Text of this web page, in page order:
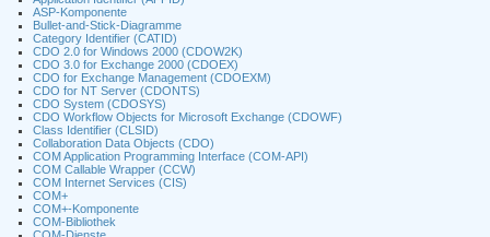
ASP-Komponente
Bullet-and-Stick-Diagramme
Category Identifier (CATID)
CDO 2.0 for Windows 2000 (CDOW2K)
CDO 3.0 for Exchange 2000 (CDOEX)
CDO for Exchange Management (CDOEXM)
CDO for NT Server (CDONTS)
CDO System (CDOSYS)
CDO Workflow Objects for Microsoft Exchange (CDOWF)
Class Identifier (CLSID)
Collaboration Data Objects (CDO)
COM Application Programming Interface (COM-API)
COM Callable Wrapper (CCW)
COM Internet Services (CIS)
COM+
COM+-Komponente
COM-Bibliothek